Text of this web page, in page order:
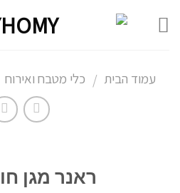
עמוד הבית / כלי מטבח ואירוח
ראנר מגן